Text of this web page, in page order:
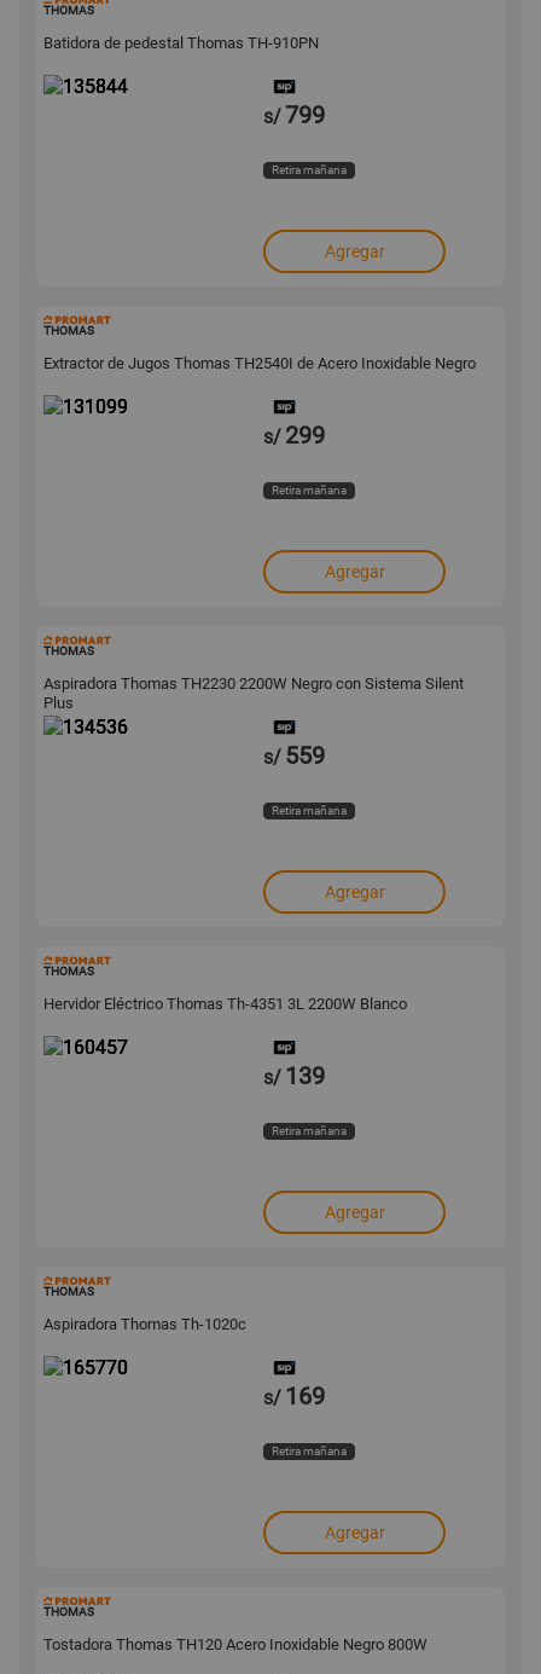
THOMAS
Batidora de pedestal Thomas TH-910PN
s/799
Retira mañana
Agregar
THOMAS
Extractor de Jugos Thomas TH2540I de Acero Inoxidable Negro
s/ 299
Retira mañana
Agregar
THOMAS
Aspiradora Thomas TH2230 2200W Negro con Sistema Silent
Plus
s/ 559
Retira mañana
Agregar
THOMAS
Hervidor Eléctrico Thomas Th-4351 3L 2200W Blanco
s/ 139
Retira mañana
Agregar
THOMAS
Aspiradora Thomas Th-1020c
s/ 169
Retira mañana
Agregar
THOMAS
Tostadora Thomas TH120 Acero Inoxidable Negro 800W